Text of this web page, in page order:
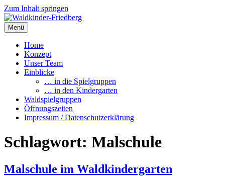
Zum Inhalt springen
Waldkinder-Friedberg
Internetpräsenz des Waldkindergartens Friedberg
Menü
Home
Konzept
Unser Team
Einblicke
… in die Spielgruppen
… in den Kindergarten
Waldspielgruppen
Öffnungszeiten
Impressum / Datenschutzerklärung
Schlagwort: Malschule
Malschule im Waldkindergarten